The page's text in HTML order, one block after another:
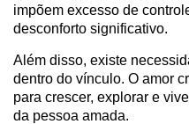
impõem excesso de
desconforto significativo.
Além disso, existe
dentro do vínculo. O amor
para crescer, explorar e
da pessoa amada.